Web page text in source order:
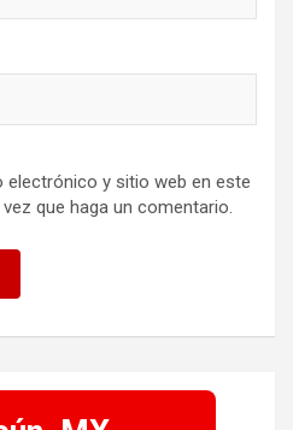
electrónico y sitio web en este
que haga un comentario.